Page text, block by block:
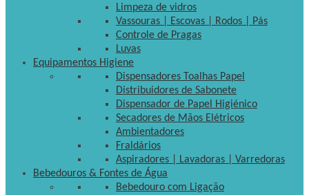
Limpeza de vidros
Vassouras | Escovas | Rodos | Pás
Controle de Pragas
Luvas
Equipamentos Higiene
Dispensadores Toalhas Papel
Distribuidores de Sabonete
Dispensador de Papel Higiénico
Secadores de Mãos Elétricos
Ambientadores
Fraldários
Aspiradores | Lavadoras | Varredoras
Bebedouros & Fontes de Água
Bebedouro com Ligação